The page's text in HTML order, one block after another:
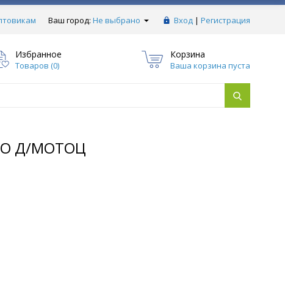
Ваш город: Не выбрано Вход | Регистрация
Избранное
Товаров (0)
Корзина
Ваша корзина пуста
Д/МОТОЦ